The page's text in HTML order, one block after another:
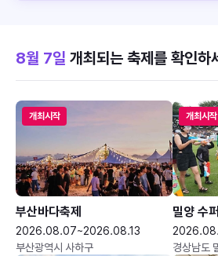
8월 7일 개최되는 축제를 확인하
개최시작
부산바다축제
2026.08.07~2026.08.13
부산광역시 사하구
개최시작
밀양 수
경상남도